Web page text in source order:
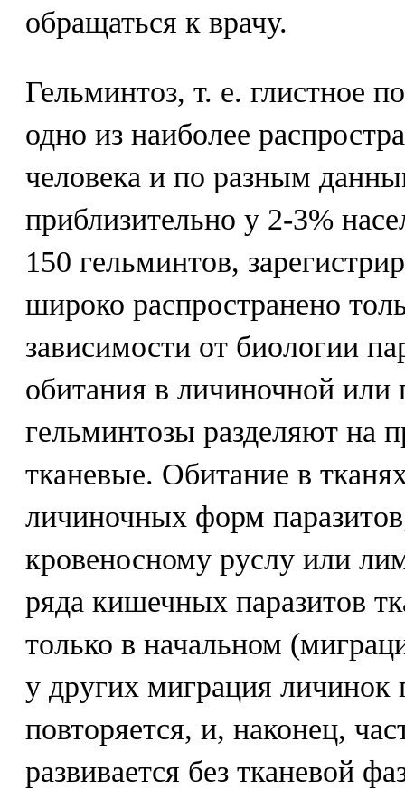
обращаться к врачу.
Гельминтоз, т. е. глистное
одно из наиболее
человека и по разным
приблизительно у 2-3%
150 гельминтов,
широко распространено
зависимости от биологии
обитания в личиночной или
гельминтозы разделяют на
тканевые. Обитание в
личиночных форм
кровеносному руслу или
ряда кишечных паразитов
только в начальном
у других миграция личинок
повторяется, и, наконец,
развивается без тканевой